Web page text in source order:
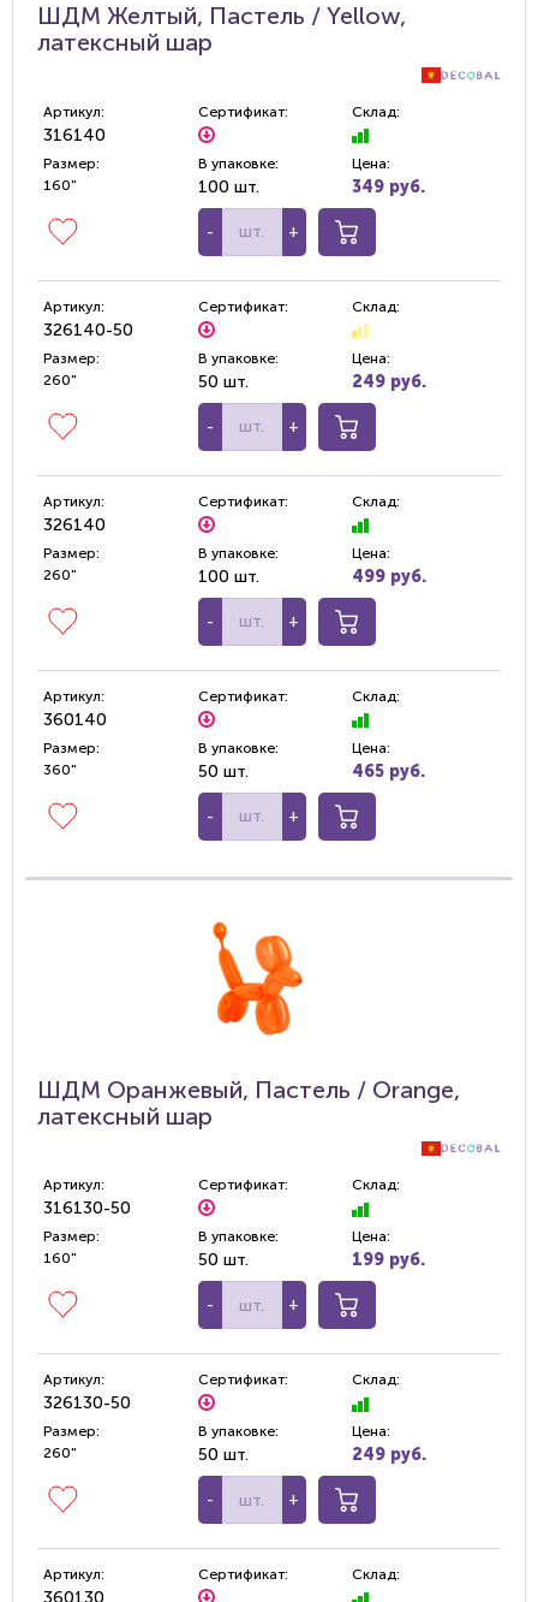
ШДМ Желтый, Пастель / Yellow,
латексный шар
Артикул:
316140
Сертификат: Склад:
Размер:
160"
В упаковке:
100 шт.
Цена:
349 руб.
- +
Артикул:
326140-50
Сертификат: Склад:
Размер:
260"
В упаковке:
50 шт.
Цена:
249 руб.
- +
Артикул:
326140
Сертификат: Склад:
Размер:
260"
В упаковке:
100 шт.
Цена:
499 руб.
- +
Артикул:
360140
Сертификат: Склад:
Размер:
360"
В упаковке:
50 шт.
Цена:
465 руб.
- +
ШДМ Оранжевый, Пастель / Orange,
латексный шар
Артикул:
316130-50
Сертификат: Склад:
Размер:
160"
В упаковке:
50 шт.
Цена:
199 руб.
- +
Артикул:
326130-50
Сертификат: Склад:
Размер:
260"
В упаковке:
50 шт.
Цена:
249 руб.
- +
Артикул: Сертификат: Склад: